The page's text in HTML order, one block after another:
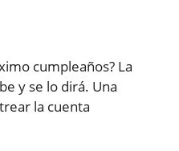
cumpleaños? La
y se lo dirá. Una
la cuenta